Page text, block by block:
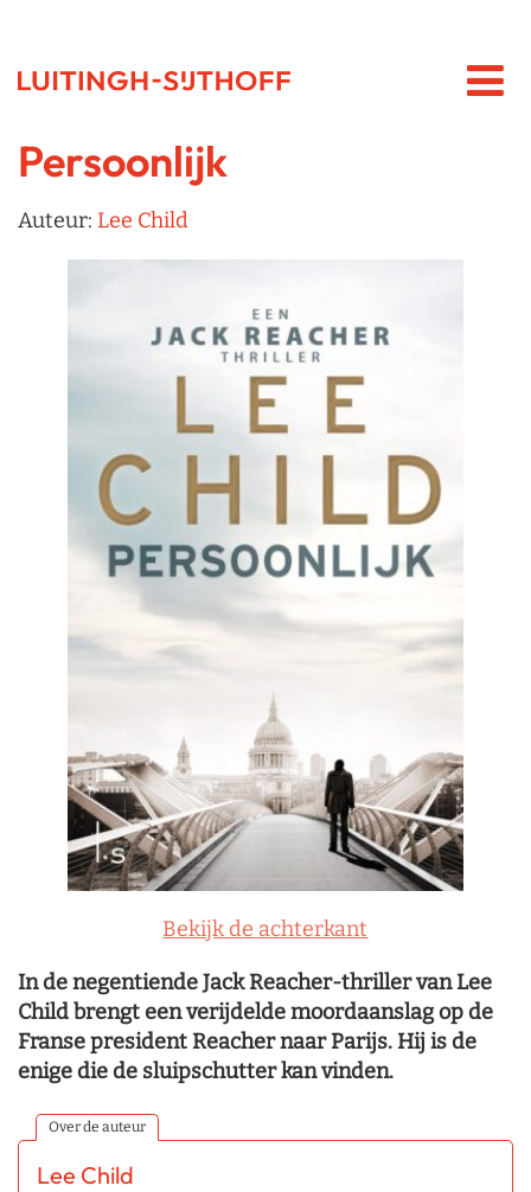
Persoonlijk
Auteur: Lee Child
Bekijk de achterkant
In de negentiende Jack Reacher-thriller van Lee
Child brengt een verijdelde moordaanslag op de
Franse president Reacher naar Parijs. Hij is de
enige die de sluipschutter kan vinden.
Over de auteur
Lee Child